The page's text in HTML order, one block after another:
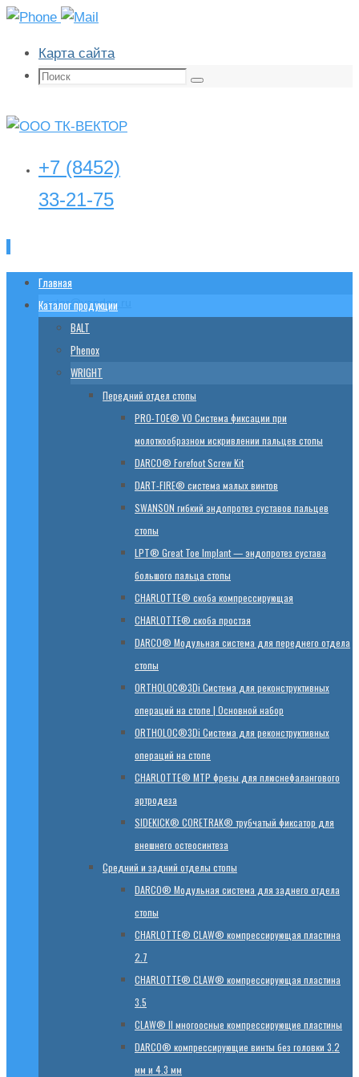
Карта сайта
Поиск:
Поиск
+7 (8452)
33-21-75
tk-
vector@yandex.ru
Перейти
содержимому
Главная
Каталог продукции
BALT
Phenox
WRIGHT
Передний отдел стопы
PRO-TOE® VO Система фиксации при
молоткообразном искривлении пальцев стопы
DARCO® Forefoot Screw Kit
DART-FIRE® система малых винтов
SWANSON гибкий эндопротез суставов пальцев
стопы
LPT® Great Toe Implant — эндопротез сустава
большого пальца стопы
CHARLOTTE® скоба компрессирующая
CHARLOTTE® скоба простая
DARCO® Модульная система для переднего отдела
стопы
ORTHOLOC®3Di Система для реконструктивных
операций на стопе | Основной набор
ORTHOLOC®3Di Система для реконструктивных
операций на стопе
CHARLOTTE® MTP фрезы для плюснефалангового
артродеза
SIDEKICK® CORETRAK® трубчатый фиксатор для
внешнего остеосинтеза
Средний и задний отделы стопы
DARCO® Модульная система для заднего отдела
стопы
CHARLOTTE® CLAW® компрессирующая пластина
2.7
CHARLOTTE® CLAW® компрессирующая пластина
3.5
CLAW® II многоосные компрессирующие пластины
DARCO® компрессирующие винты без головки 3.2
мм и 4.3 мм